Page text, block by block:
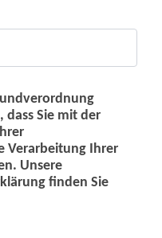
Sie mit der
Verarbeitung Ihrer
Unsere
finden Sie